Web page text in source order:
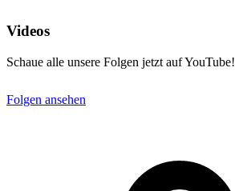
Videos
Schaue alle unsere Folgen jetzt auf YouTube!
Folgen ansehen